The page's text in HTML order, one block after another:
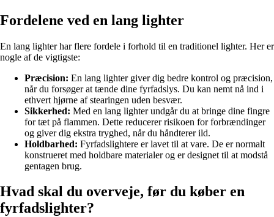
Fordelene ved en lang lighter
En lang lighter har flere fordele i forhold til en traditionel lighter. Her er
nogle af de vigtigste:
Præcision: En lang lighter giver dig bedre kontrol og præcision,
når du forsøger at tænde dine fyrfadslys. Du kan nemt nå ind i
ethvert hjørne af stearingen uden besvær.
Sikkerhed: Med en lang lighter undgår du at bringe dine fingre
for tæt på flammen. Dette reducerer risikoen for forbrændinger
og giver dig ekstra tryghed, når du håndterer ild.
Holdbarhed: Fyrfadslightere er lavet til at vare. De er normalt
konstrueret med holdbare materialer og er designet til at modstå
gentagen brug.
Hvad skal du overveje, før du køber en
fyrfadslighter?